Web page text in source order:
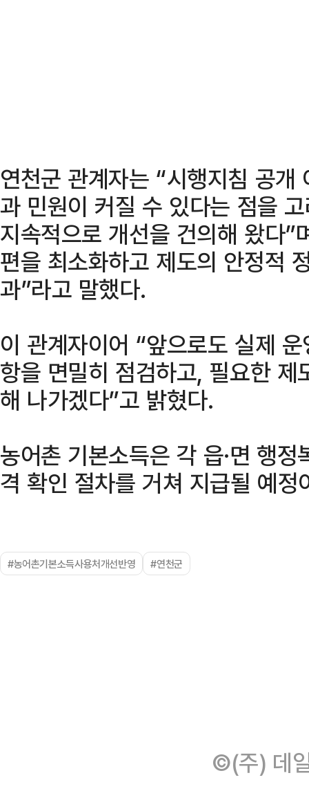
연천군 관계자는 “시행지침 공
과 민원이 커질 수 있다는 점을
지속적으로 개선을 건의해 왔다
편을 최소화하고 제도의 안정적
과”라고 말했다.
이 관계자이어 “앞으로도 실제
항을 면밀히 점검하고, 필요한
해 나가겠다”고 밝혔다.
농어촌 기본소득은 각 읍·면 행
격 확인 절차를 거쳐 지급될 예정
#농어촌기본소득사용처개선반영 #연천군
©(주) 데